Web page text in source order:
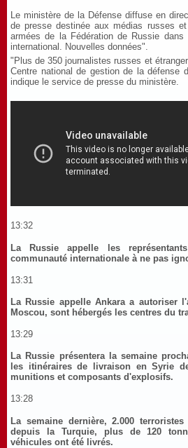
Le ministère de la Défense diffuse en
de presse destinée aux médias russes
armées de la Fédération de Russie
international. Nouvelles données".
"Plus de 350 journalistes russes et
Centre national de gestion de la défense
indique le service de presse du ministère.
13:32
La Russie appelle les
communauté internationale à ne pas
13:31
La Russie appelle Ankara a autoriser
Moscou, sont hébergés les centres du
13:29
La Russie présentera la semaine
les itinéraires de livraison en Syrie
munitions et composants d'explosifs.
13:28
La semaine dernière, 2.000
depuis la Turquie, plus de 120
véhicules ont été livrés.